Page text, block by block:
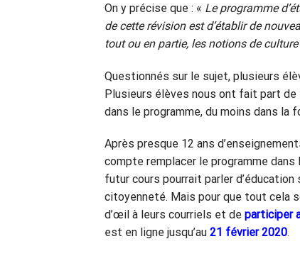
On y précise que : « Le programme
de cette révision est d’établir de
tout ou en partie, les notions de
Questionnés sur le sujet, plusieurs
Plusieurs élèves nous ont fait part
dans le programme, du moins dans la
Après presque 12 ans
compte remplacer le programme dans
futur cours pourrait parler
citoyenneté. Mais pour que tout cela
d’œil à leurs courriels et de participer
est en ligne jusqu’au 21 février 2020.